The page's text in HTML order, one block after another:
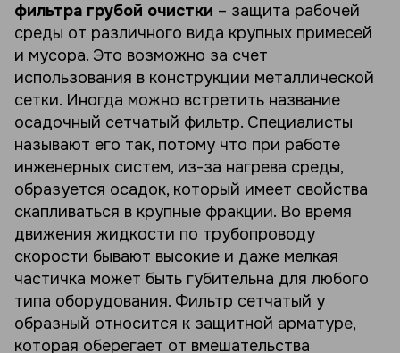
фильтра грубой очистки – защита рабочей
среды от различного вида крупных примесей
и мусора. Это возможно за счет
использования в конструкции металлической
сетки. Иногда можно встретить название
осадочный сетчатый фильтр. Специалисты
называют его так, потому что при работе
инженерных систем, из-за нагрева среды,
образуется осадок, который имеет свойства
скапливаться в крупные фракции. Во время
движения жидкости по трубопроводу
скорости бывают высокие и даже мелкая
частичка может быть губительна для любого
типа оборудования. Фильтр сетчатый у
образный относится к защитной арматуре,
которая оберегает от вмешательства